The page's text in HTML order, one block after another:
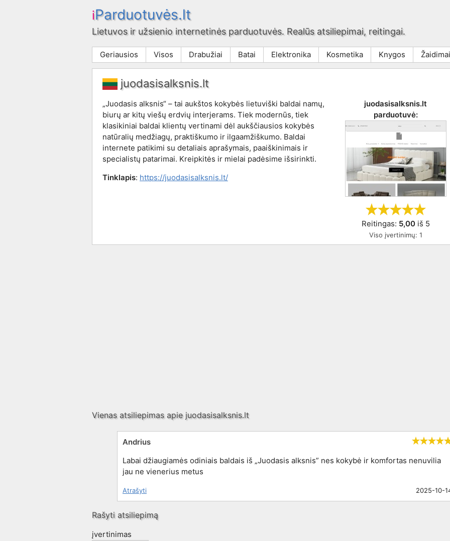
iParduotuvės.lt
Lietuvos ir užsienio internetinės parduotuvės. Realūs atsiliepimai, reitingai.
Geriausios Visos Drabužiai Batai Elektronika Kosmetika Knygos Žaidimai
juodasisalksnis.lt
juodasisalksnis.lt
parduotuvė:
Reitingas: 5,00iš 5
Viso įvertinimų: 1
„Juodasis alksnis“ – tai aukštos kokybės lietuviški baldai namų,
biurų ar kitų viešų erdvių interjerams. Tiek modernūs, tiek
klasikiniai baldai klientų vertinami dėl aukščiausios kokybės
natūralių medžiagų, praktiškumo ir ilgaamžiškumo. Baldai
internete patikimi su detaliais aprašymais, paaiškinimais ir
specialistų patarimai. Kreipkitės ir mielai padėsime išsirinkti.
Tinklapis: https://juodasisalksnis.lt/
Vienas atsiliepimas apie juodasisalksnis.lt
Andrius
Labai džiaugiamės odiniais baldais iš „Juodasis alksnis” nes kokybė ir komfortas nenuvilia
jau ne vienerius metus
Atrašyti 2025-10-
Rašyti atsiliepimą
įvertinimas